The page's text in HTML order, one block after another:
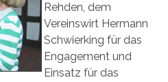
Rehden, dem
Vereinswirt Hermann
Schwierking für das
Engagement und
Einsatz für das